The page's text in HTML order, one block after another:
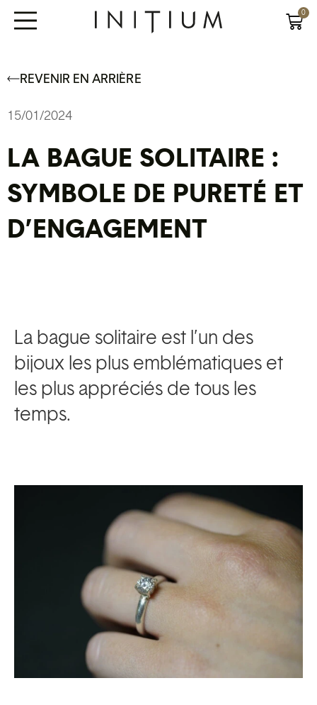
0
REVENIR EN ARRIÈRE
15/01/2024
LA BAGUE SOLITAIRE :
SYMBOLE DE PURETÉ ET
D’ENGAGEMENT
La bague solitaire est l’un des
bijoux les plus emblématiques et
les plus appréciés de tous les
temps.